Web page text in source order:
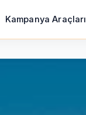
Kampanya Araçları